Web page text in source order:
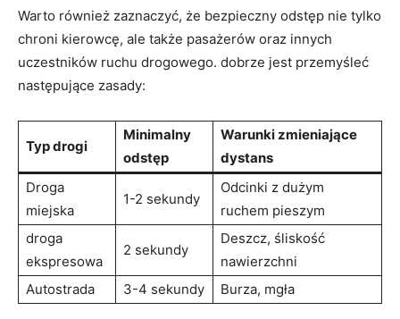
Warto również zaznaczyć, że bezpieczny odstęp nie tylko
chroni kierowcę, ale także pasażerów oraz innych
uczestników ruchu drogowego. dobrze jest przemyśleć
następujące zasady:
Typ drogi
Minimalny
odstęp
Warunki zmieniające
dystans
Droga
miejska
1-2 sekundy
Odcinki z dużym
ruchem pieszym
droga
ekspresowa
2 sekundy
Deszcz, śliskość
nawierzchni
Autostrada
3-4 sekundy Burza, mgła